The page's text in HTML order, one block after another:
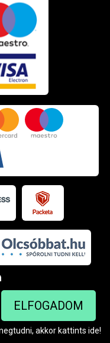
ELFOGADOM
akkor kattints ide!